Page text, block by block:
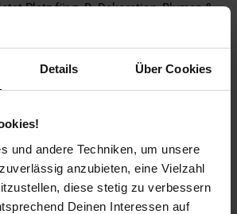
Details Über Cookies
und andere Techniken, um unsere
anzubieten, eine Vielzahl
diese stetig zu verbessern
Deinen Interessen auf
Platz für z. B. Dekoration, Blumen &
Ablagefläche: 40 cm
Standfläche: 30 cm